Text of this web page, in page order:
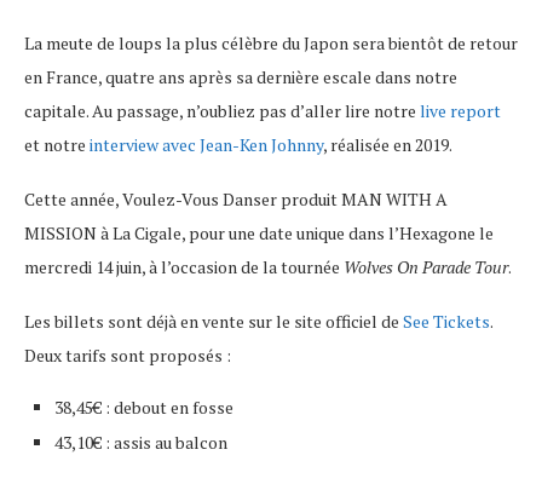
La meute de loups la plus célèbre du Japon sera bientôt de retour
en France, quatre ans après sa dernière escale dans notre
capitale. Au passage, n’oubliez pas d’aller lire notre live report
et notre interview avec Jean-Ken Johnny, réalisée en 2019.
Cette année, Voulez-Vous Danser produit MAN WITH A
MISSION à La Cigale, pour une date unique dans l’Hexagone le
mercredi 14 juin, à l’occasion de la tournée Wolves On Parade Tour.
Les billets sont déjà en vente sur le site officiel de See Tickets.
Deux tarifs sont proposés :
38,45€ : debout en fosse
43,10€ : assis au balcon